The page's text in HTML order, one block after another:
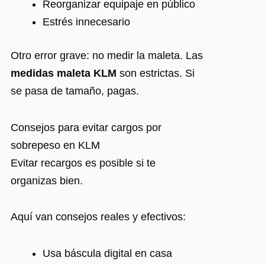
Reorganizar equipaje en público
Estrés innecesario
Otro error grave: no medir la maleta. Las
medidas maleta KLM son estrictas. Si
se pasa de tamaño, pagas.
Consejos para evitar cargos por
sobrepeso en KLM
Evitar recargos es posible si te
organizas bien.
Aquí van consejos reales y efectivos:
Usa báscula digital en casa